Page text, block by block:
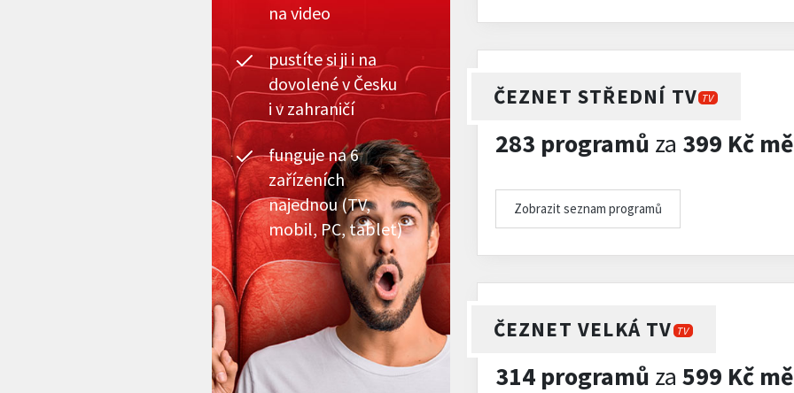
na video
pustíte si ji i na
dovolené v Česku
i v zahraničí
funguje na 6
zařízeních
najednou (TV,
mobil, PC, tablet)
ČEZNET STŘEDNÍ TV TV
283 programů za 399 Kč
Zobrazit seznam programů
ČEZNET VELKÁ TV TV
314 programů za 599 Kč